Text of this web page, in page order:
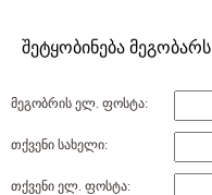
შეტყობინება მეგობარს
მეგობრის ელ. ფოსტა:
თქვენი სახელი:
თქვენი ელ. ფოსტა: